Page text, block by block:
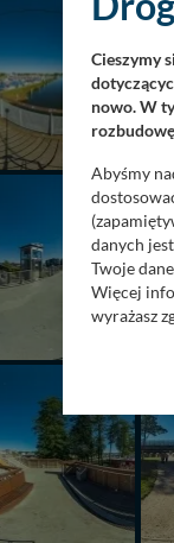
Cieszymy
nowo. W
Abyśmy
danych
Twoje
Więcej
wyrażasz
zasadach
11-500
W każdej